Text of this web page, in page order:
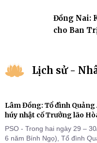
Đồng Nai:
cho Ban
Lịch sử -
Lâm Đồng: Tổ đình
húy nhật cố Trưởng lão
PSO - Trong hai ngày 29 –
6 năm Bính Ngọ), Tổ đình